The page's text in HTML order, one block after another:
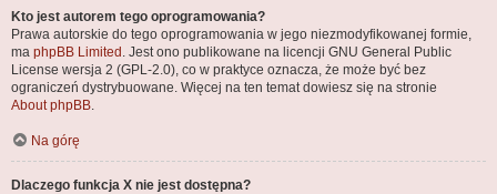
Kto jest autorem tego oprogramowania?
Prawa autorskie do tego oprogramowania w jego niezmodyfikowanej formie,
ma phpBB Limited . Jest ono publikowane na licencji GNU General Public
License wersja 2 (GPL-2.0), co w praktyce oznacza, że może być bez
ograniczeń dystrybuowane. Więcej na ten temat dowiesz się na stronie
About phpBB.
Na górę
Dlaczego funkcja X nie jest dostępna?